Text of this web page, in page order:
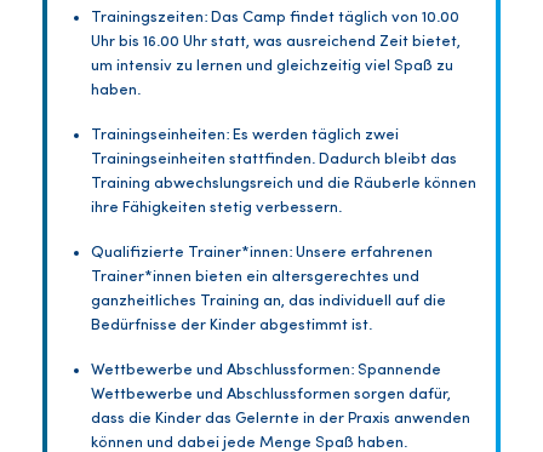
Trainingszeiten: Das Camp findet täglich von 10.00
Uhr bis 16.00 Uhr statt, was ausreichend Zeit bietet,
um intensiv zu lernen und gleichzeitig viel Spaß zu
haben.
Trainingseinheiten: Es werden täglich zwei
Trainingseinheiten stattfinden. Dadurch bleibt das
Training abwechslungsreich und die Räuberle können
ihre Fähigkeiten stetig verbessern.
Qualifizierte Trainer*innen: Unsere erfahrenen
Trainer*innen bieten ein altersgerechtes und
ganzheitliches Training an, das individuell auf die
Bedürfnisse der Kinder abgestimmt ist.
Wettbewerbe und Abschlussformen: Spannende
Wettbewerbe und Abschlussformen sorgen dafür,
dass die Kinder das Gelernte in der Praxis anwenden
können und dabei jede Menge Spaß haben.